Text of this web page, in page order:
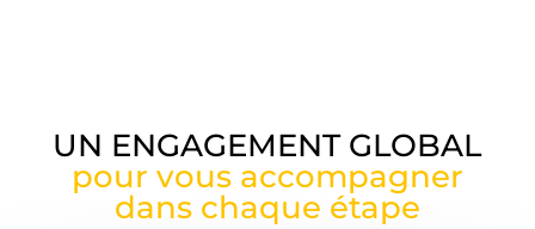
UN ENGAGEMENT GLOBAL
pour vous accompagner
dans chaque étape